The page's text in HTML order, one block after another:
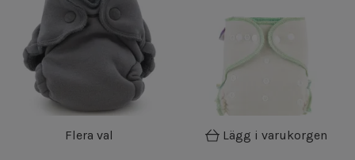
Flera val Lägg i varukorgen